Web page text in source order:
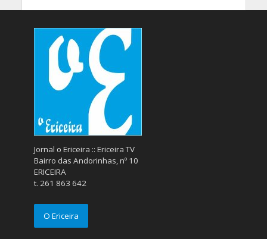
Jornal o Ericeira :: Ericeira TV
Bairro das Andorinhas, nº 10
ERICEIRA
t. 261 863 642
O Ericeira